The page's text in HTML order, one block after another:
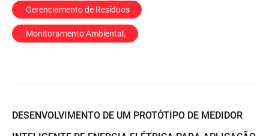
Gerenciamento de Resíduos
Monitoramento Ambiental.
DESENVOLVIMENTO DE UM PROTÓTIPO DE MEDIDOR